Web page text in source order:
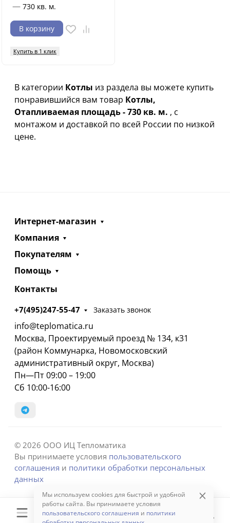
— 730 кв. м.
В корзину
Купить в 1 клик
В категории Котлы из раздела вы можете купить
понравившийся вам товар Котлы,
Отапливаемая площадь - 730 кв. м. , с
монтажом и доставкой по всей России по низкой
цене.
Интернет-магазин
Компания
Покупателям
Помощь
Контакты
+7(495)247-55-47 Заказать звонок
info@teplomatica.ru
Москва, Проектируемый проезд № 134, к31
(район Коммунарка, Новомосковский
административный округ, Москва)
Пн—Пт 09:00 – 19:00
Сб 10:00-16:00
© 2026 ООО ИЦ Тепломатика
Вы принимаете условия пользовательского
соглашения и политики обработки персональных
данных
Мы используем cookies для быстрой и удобной
работы сайта. Вы принимаете условия
пользовательского соглашения и политики